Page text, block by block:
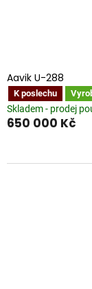
Aavik U-288
K poslechu
Skladem - prodej
650 000 Kč